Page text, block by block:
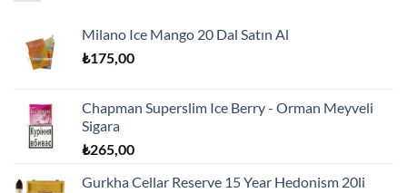
Milano Ice Mango 20 Dal Satın Al
₺175,00
Chapman Superslim Ice Berry - Orman Meyveli
Sigara
₺265,00
Gurkha Cellar Reserve 15 Year Hedonism 20li